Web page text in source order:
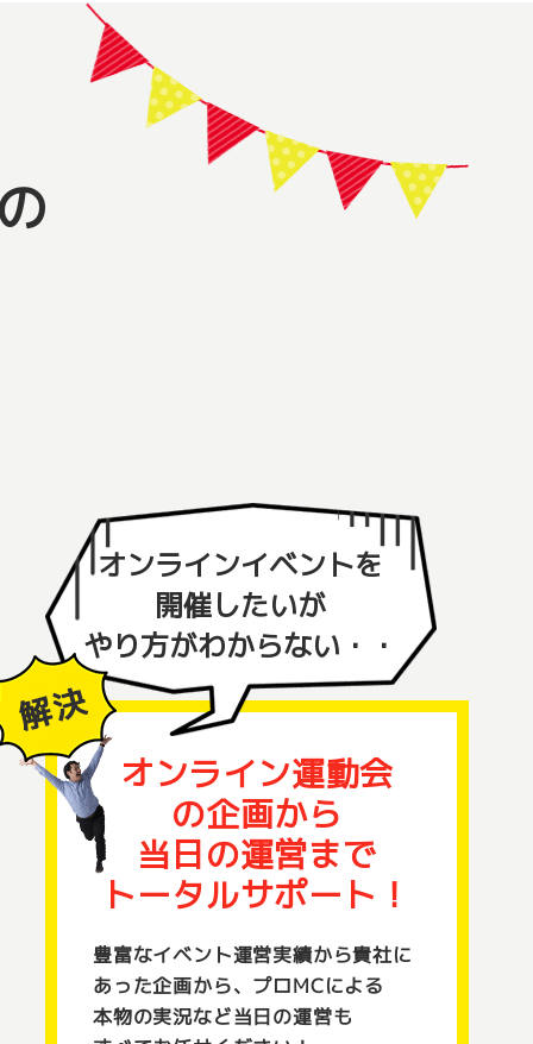
オンラインイベントを
開催したいが
やり方がわからない・・
オンライン運動会
の企画から
当日の運営まで
トータルサポート！
豊富なイベント運営実績から貴社に
あった企画から、プロMCによる
本物の実況など当日の運営も